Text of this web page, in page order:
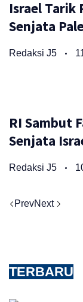
Israel Tarik
Senjata
Redaksi J5
RI Sambut
Senjata
Redaksi J5
PrevNext
TERBARU